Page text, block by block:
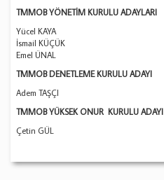
TMMOB YÖNETİM KURULU ADAYLARI
Yücel KAYA
İsmail KÜÇÜK
Emel ÜNAL
TMMOB DENETLEME KURULU ADAYI
Adem TAŞÇI
TMMOB YÜKSEK ONUR KURULU ADAYI
Çetin GÜL